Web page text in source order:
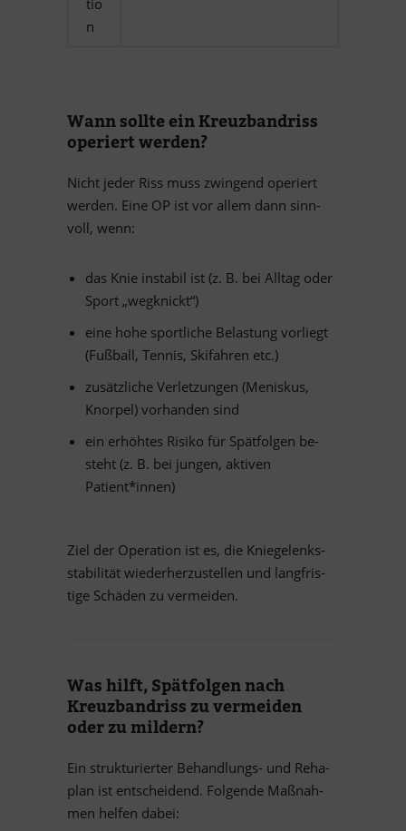
tio
n
Wann sollte ein Kreuz­band­riss
ope­riert werden?
Nicht je­der Riss muss zwin­gend ope­riert
wer­den. Eine OP ist vor al­lem dann sinn­
voll, wenn:
das Knie in­sta­bil ist (z. B. bei All­tag oder
Sport „weg­knickt“)
eine hohe sport­li­che Be­las­tung vor­liegt
(Fuß­ball, Ten­nis, Ski­fah­ren etc.)
zu­sätz­li­che Ver­let­zun­gen (Me­nis­kus,
Knor­pel) vor­han­den sind
ein er­höh­tes Ri­siko für Spät­fol­gen be­
steht (z. B. bei jun­gen, ak­ti­ven
Patient*innen)
Ziel der Ope­ra­tion ist es, die Knie­ge­lenks­
sta­bi­li­tät wie­der­her­zu­stel­len und lang­fris­
tige Schä­den zu vermeiden.
Was hilft, Spät­fol­gen nach
Kreuz­band­riss zu ver­mei­den
oder zu mildern?
Ein struk­tu­rier­ter Be­hand­lungs- und Re­ha­
plan ist ent­schei­dend. Fol­gende Maß­nah­
men hel­fen dabei: